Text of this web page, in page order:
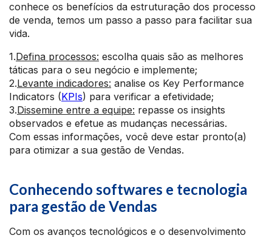
conhece os benefícios da estruturação dos processo
de venda, temos um passo a passo para facilitar sua
vida.
1.Defina processos: escolha quais são as melhores
táticas para o seu negócio e implemente;
2.Levante indicadores: analise os Key Performance
Indicators (KPIs) para verificar a efetividade;
3.Dissemine entre a equipe: repasse os insights
observados e efetue as mudanças necessárias.
Com essas informações, você deve estar pronto(a)
para otimizar a sua gestão de Vendas.
Conhecendo softwares e tecnologia
para gestão de Vendas
Com os avanços tecnológicos e o desenvolvimento